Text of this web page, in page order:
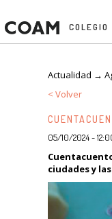
COLEGIO
Actualidad →
< Volver
05/10/2024 -
ciudades y